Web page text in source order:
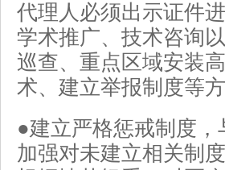
代理人必须出示证件
学术推广、技术咨询
巡查、重点区域安装
术、建立举报制度等
●建立严格惩戒制度
加强对未建立相关制